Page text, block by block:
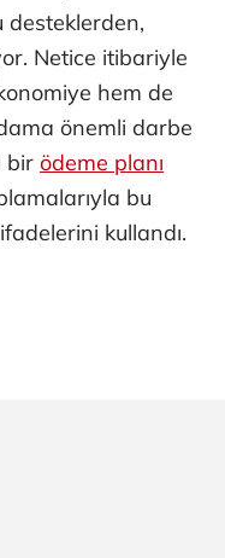
desteklerden,
Netice itibariyle
hem de
önemli darbe
bir ödeme planı
bu
kullandı.